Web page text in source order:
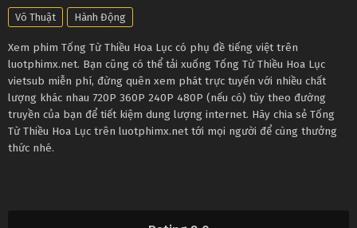
Võ Thuật Hành Động
Xem phim Tống Từ Thiều Hoa Lục có phụ đề tiếng việt trên
luotphimx.net. Bạn cũng có thể tải xuống Tống Từ Thiều Hoa Lục
vietsub miễn phí, đừng quên xem phát trực tuyến với nhiều chất
lượng khác nhau 720P 360P 240P 480P (nếu có) tùy theo đường
truyền của bạn để tiết kiệm dung lượng internet. Hãy chia sẻ Tống
Từ Thiều Hoa Lục trên luotphimx.net tới mọi người để cùng thưởng
thức nhé.